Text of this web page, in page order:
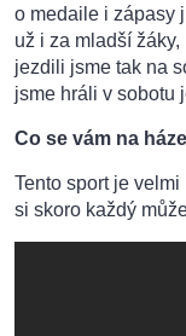
o medaile i zápasy
už i za mladší
jezdili jsme tak na
jsme hráli v sobotu
Co se vám na
Tento sport je
si skoro každý